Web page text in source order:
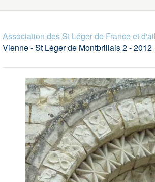
Association des St Léger de France et
Vienne - St Léger de Montbrillais 2 - 2012